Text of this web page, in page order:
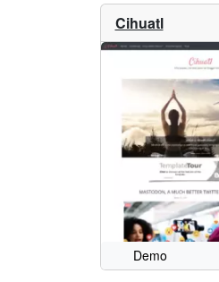
Cihuatl
Demo